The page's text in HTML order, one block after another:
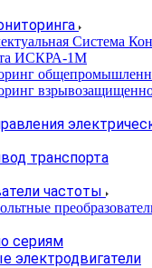
Система
ИСКРА-1М
транспорта
частоты
сериям
электродвигатели